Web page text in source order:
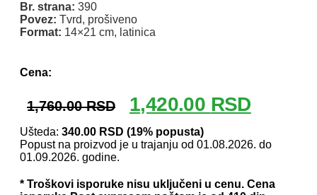
Br. strana: 390
Povez: Tvrd, prošiveno
Format: 14×21 cm, latinica
Cena:
1,760.00RSD
Originalna
cena
je
bila:
1,420.00 RSDTrenutna
cena
1,420.00
Ušteda: 340.00 RSD (19% popusta)
Popust na proizvod je u trajanju od 01.08.2026. do
01.09.2026. godine.
* Troškovi isporuke nisu uključeni u cenu. Cena